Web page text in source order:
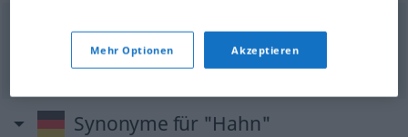
krähtkeinHahnFIG
duša nepita
Synonyme für "Hahn"
Mehr Optionen Akzeptieren